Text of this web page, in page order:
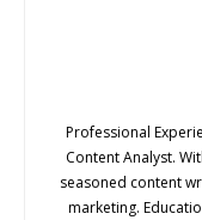
Professional
Content Analyst.
seasoned content
marketing.